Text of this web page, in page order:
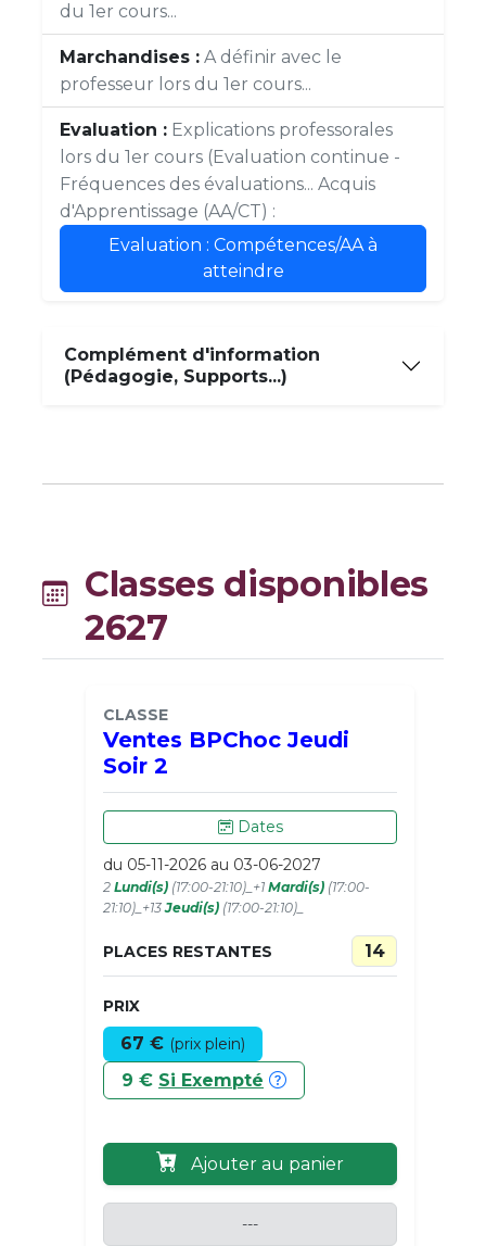
du 1er cours...
Marchandises : A définir avec le
professeur lors du 1er cours...
Evaluation : Explications professorales
lors du 1er cours (Evaluation continue -
Fréquences des évaluations... Acquis
d'Apprentissage (AA/CT) :
Evaluation : Compétences/AA à
atteindre
Complément d'information
(Pédagogie, Supports...)
Classes disponibles
2627
CLASSE
Ventes BPChoc Jeudi
Soir 2
Dates
du 05-11-2026 au 03-06-2027
2 Lundi(s) (17:00-21:10)_+1 Mardi(s) (17:00-
21:10)_+13Jeudi(s) (17:00-21:10)_
PLACES RESTANTES 14
PRIX
67 € (prix plein)
9 € Si Exempté
Ajouter au panier
---